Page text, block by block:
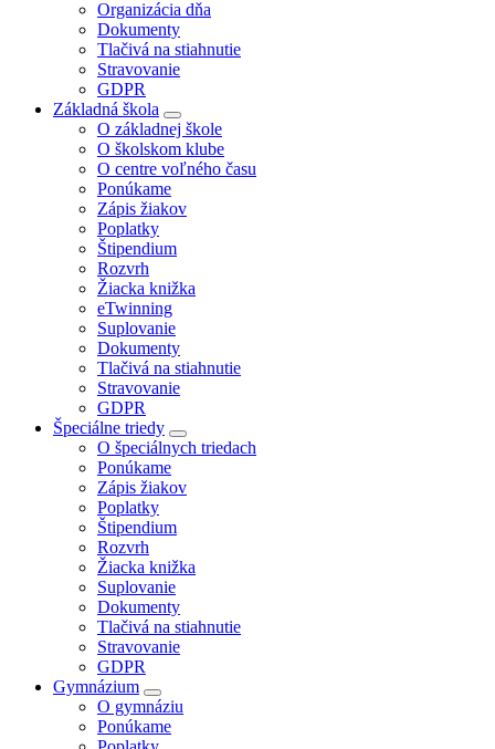
Organizácia dňa
Dokumenty
Tlačivá na stiahnutie
Stravovanie
GDPR
Základná škola
O základnej škole
O školskom klube
O centre voľného času
Ponúkame
Zápis žiakov
Poplatky
Štipendium
Rozvrh
Žiacka knižka
eTwinning
Suplovanie
Dokumenty
Tlačivá na stiahnutie
Stravovanie
GDPR
Špeciálne triedy
O špeciálnych triedach
Ponúkame
Zápis žiakov
Poplatky
Štipendium
Rozvrh
Žiacka knižka
Suplovanie
Dokumenty
Tlačivá na stiahnutie
Stravovanie
GDPR
Gymnázium
O gymnáziu
Ponúkame